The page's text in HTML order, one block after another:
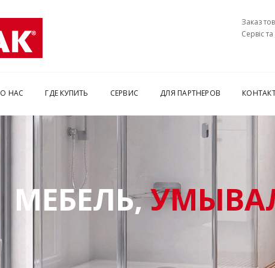
Заказ
Сервіс
О НАС ГДЕ КУПИТЬ СЕРВИС ДЛЯ ПАРТНЕРОВ
МЕБЕЛЬ,